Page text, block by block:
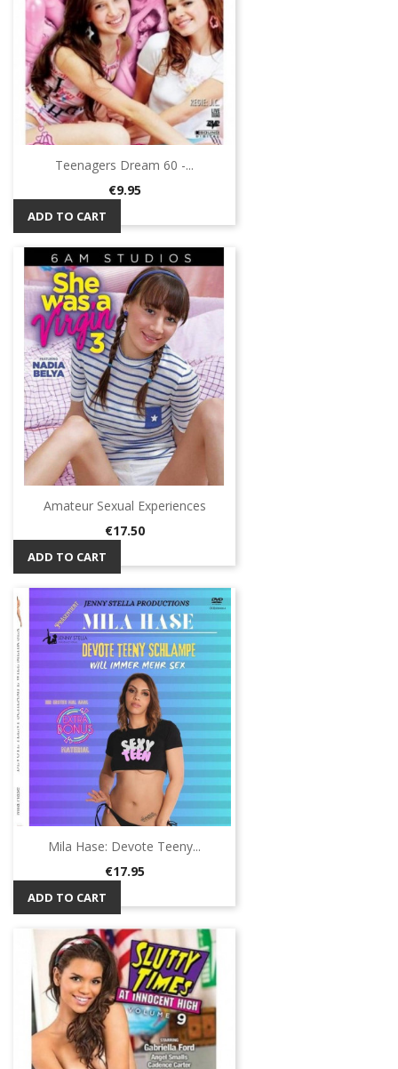
Teenagers Dream 60 -...
Price
€9.95
ADD TO CART
Amateur Sexual Experiences
Price
€17.50
ADD TO CART
Mila Hase: Devote Teeny...
Price
€17.95
ADD TO CART